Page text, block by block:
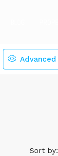
Advanced
Sort by: